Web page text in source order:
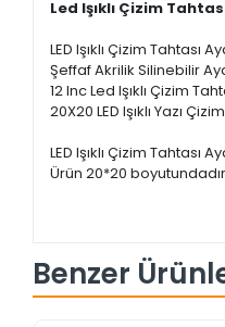
Led Işıklı Çizim
LED Işıklı Çizim Tahtası
Şeffaf Akrilik Silinebilir
12 Inc Led Işıklı Çizim
20X20 LED Işıklı Yazı
LED Işıklı Çizim Tahtası
Ürün 20*20
Benzer